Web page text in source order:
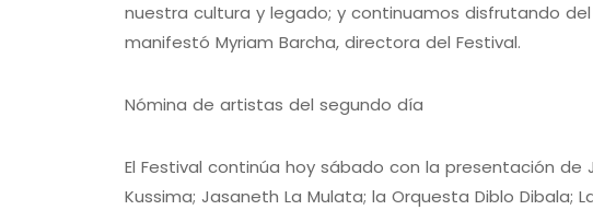
nuestra cultura y legado; y continuamos disfrutando
manifestó Myriam Barcha, directora del Festival.
Nómina de artistas del segundo día
El Festival continúa hoy sábado con la presentación de
Kussima; Jasaneth La Mulata; la Orquesta Diblo Dibala;